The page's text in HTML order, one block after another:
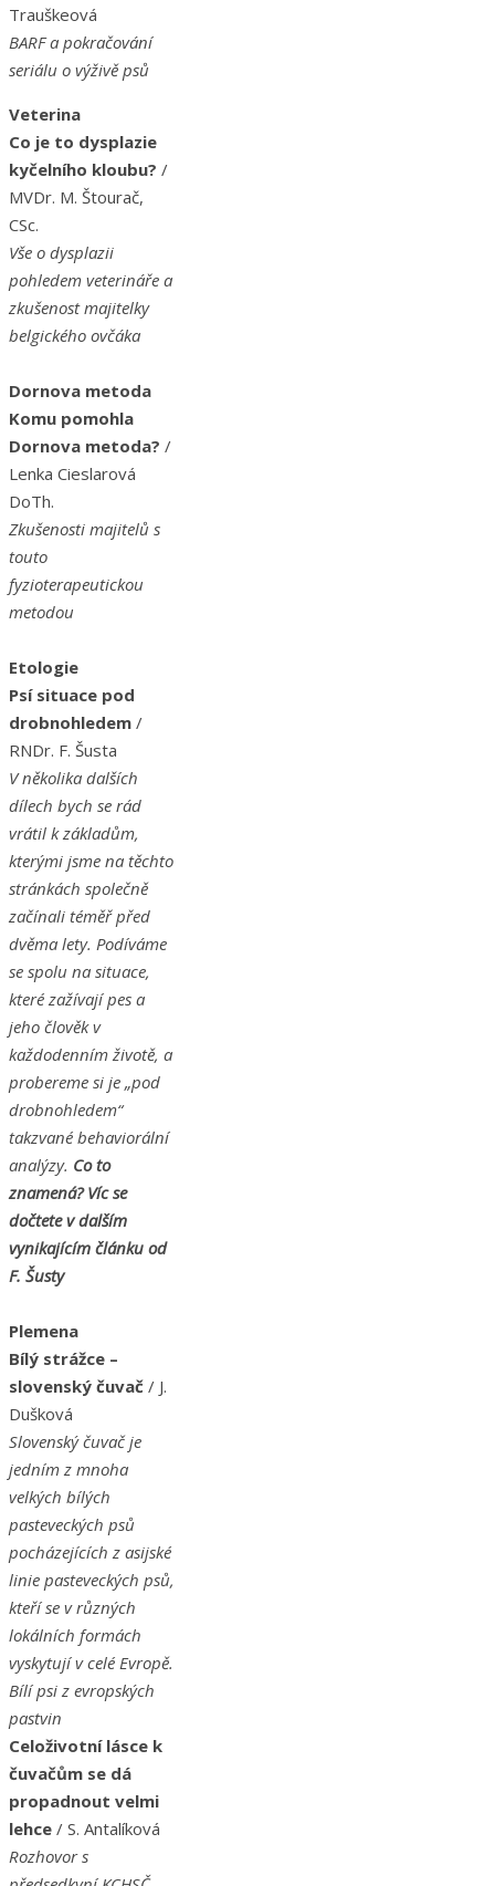
Trauškeová
BARF a pokračování
seriálu o výživě psů
Veterina
Co je to dysplazie
kyčelního kloubu? /
MVDr. M. Štourač,
CSc.
Vše o dysplazii
pohledem veterináře a
zkušenost majitelky
belgického ovčáka
Dornova metoda
Komu pomohla
Dornova metoda? /
Lenka Cieslarová
DoTh.
Zkušenosti majitelů s
touto
fyzioterapeutickou
metodou
Etologie
Psí situace pod
drobnohledem /
RNDr. F. Šusta
V několika dalších
dílech bych se rád
vrátil k základům,
kterými jsme na těchto
stránkách společně
začínali téměř před
dvěma lety. Podíváme
se spolu na situace,
které zažívají pes a
jeho člověk v
každodenním životě, a
probereme si je „pod
drobnohledem“
takzvané behaviorální
analýzy. Co to
znamená? Víc se
dočtete v dalším
vynikajícím článku od
F. Šusty
Plemena
Bílý strážce –
slovenský čuvač / J.
Dušková
Slovenský čuvač je
jedním z mnoha
velkých bílých
pasteveckých psů
pocházejících z asijské
linie pasteveckých psů,
kteří se v různých
lokálních formách
vyskytují v celé Evropě.
Bílí psi z evropských
pastvin
Celoživotní lásce k
čuvačům se dá
propadnout velmi
lehce / S. Antalíková
Rozhovor s